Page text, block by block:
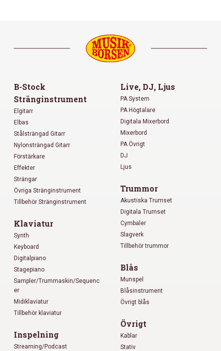
B-Stock
Stränginstrument
Elgitarr
Elbas
Stålsträngad Gitarr
Nylonsträngad Gitarr
Förstärkare
Effekter
Strängar
Övriga Stränginstrument
Tillbehör Stränginstrument
Klaviatur
Synth
Keyboard
Digitalpiano
Stagepiano
Sampler/Trummaskin/Sequenc
er
Midiklaviatur
Tillbehör klaviatur
Inspelning
Streaming/Podcast
Live, DJ, Ljus
PA System
PA Högtalare
Digitala Mixerbord
Mixerbord
PA Övrigt
DJ
Ljus
Trummor
Akustiska Trumset
Digitala Trumset
Cymbaler
Slagverk
Tillbehör trummor
Blås
Munspel
Blåsinstrument
Övrigt blås
Övrigt
Kablar
Stativ